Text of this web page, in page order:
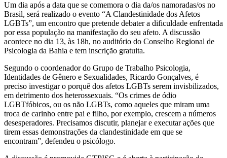
Um dia após a data que se comemora o dia da/os namoradas/os no
Brasil, será realizado o evento “A Clandestinidade dos Afetos
LGBTs”, um encontro que pretende debater a dificuldade enfrentada
por essa população na manifestação do seu afeto. A discussão
acontece no dia 13, às 18h, no auditório do Conselho Regional de
Psicologia da Bahia e tem inscrição gratuita.
Segundo o coordenador do Grupo de Trabalho Psicologia,
Identidades de Gênero e Sexualidades, Ricardo Gonçalves, é
preciso investigar o porquê dos afetos LGBTs serem invisbilizados,
em detrimento dos heterossexuais. “Os crimes de ódio
LGBTfóbicos, ou os não LGBTs, como aqueles que miram uma
troca de carinho entre pai e filho, por exemplo, crescem a números
desesperadores. Precisamos discutir, planejar e executar ações que
tirem essas demonstrações da clandestinidade em que se
encontram”, defendeu o psicólogo.